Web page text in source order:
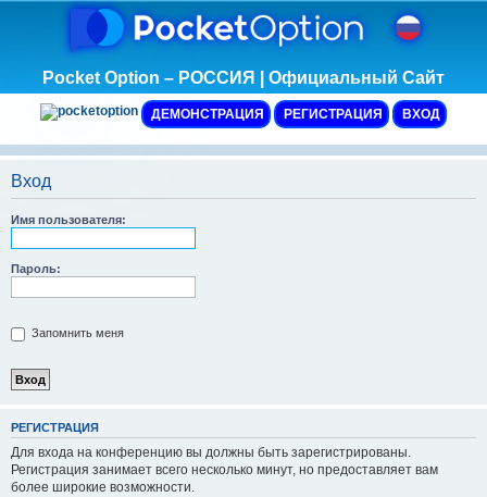
Pocket Option – РОССИЯ | Официальный Сайт
ДЕМОНСТРАЦИЯ РЕГИСТРАЦИЯ ВХОД
Вход
Имя пользователя:
Пароль:
Запомнить меня
РЕГИСТРАЦИЯ
Для входа на конференцию вы должны быть зарегистрированы.
Регистрация занимает всего несколько минут, но предоставляет вам
более широкие возможности.